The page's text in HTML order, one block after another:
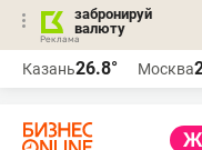
забронируй
валюту
Казань26.8° Москва